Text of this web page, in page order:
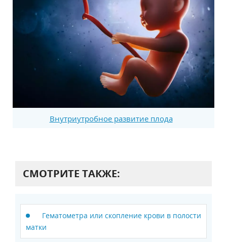
Внутриутробное развитие плода
СМОТРИТЕ ТАКЖЕ:
Гематометра или скопление крови в полости
матки